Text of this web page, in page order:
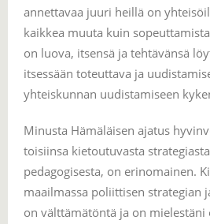
annettavaa juuri heillä on
kaikkea muuta kuin
on luova, itsensä ja tehtävänsä
itsessään toteuttava ja
yhteiskunnan uudistamiseen
Minusta Hämäläisen ajatus
toisiinsa kietoutuvasta
pedagogisesta, on erinomainen.
maailmassa poliittisen strategian
on välttämätöntä ja on mielestäni